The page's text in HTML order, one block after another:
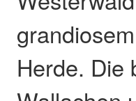
Herde. Die